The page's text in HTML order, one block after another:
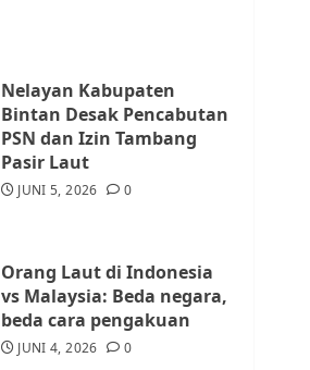
Warga Rempang Ajukan
Audiensi dengan Wali
Kota Batam, Soroti
Aktivitas yang Resahkan
Warga
Tim Advokasi Desak BP
Batam Berhenti
Merampas Tanah Warga
Rempang
Nelayan Kabupaten
Bintan Desak Pencabutan
PSN dan Izin Tambang
Pasir Laut
JUNI 5, 2026 0
Orang Laut di Indonesia
vs Malaysia: Beda negara,
beda cara pengakuan
JUNI 4, 2026 0